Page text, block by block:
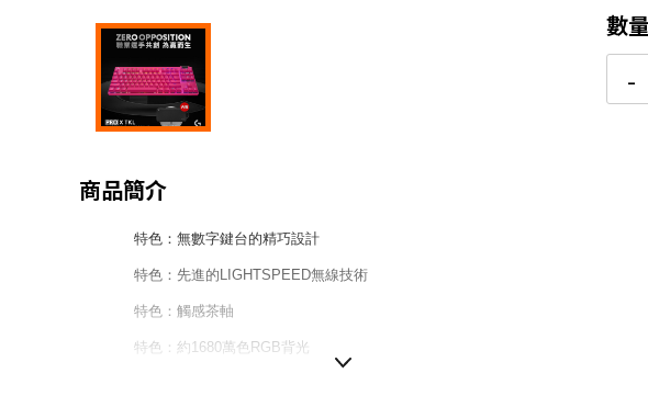
商品簡介
特色：無數字鍵台的精巧設計
特色：先進的LIGHTSPEED無線技術
特色：觸感茶軸
特色：約1680萬色RGB背光
數
-